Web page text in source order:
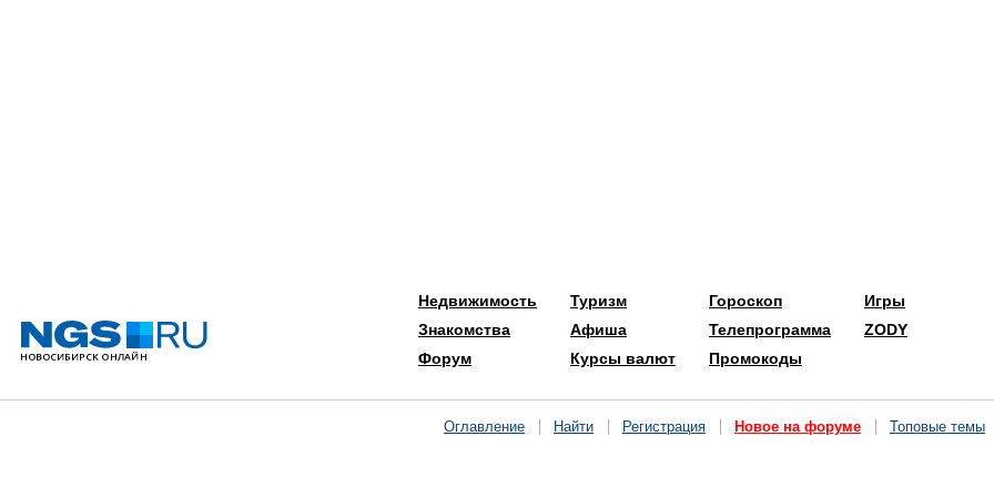
Недвижимость
Знакомства
Форум
Туризм
Афиша
Курсы валют
Гороскоп
Телепрограмма
Промокоды
Игры
ZODY
Оглавление Найти Регистрация Новое на форуме Топовые темы